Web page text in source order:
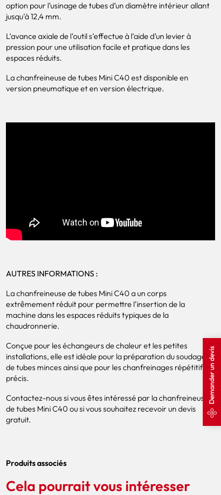
Demander un devis
option pour l’usinage de tubes d’un diamètre intérieur allant
jusqu’à 12,4 mm.
L’avance axiale de l’outil s’effectue à l’aide d’un levier à
pression pour une utilisation facile et pratique dans les
espaces réduits.
La chanfreineuse de tubes Mini C40 est disponible en
version pneumatique et en version électrique.
AUTRES INFORMATIONS :
La chanfreineuse de tubes Mini C40 a un corps
extrêmement réduit pour permettre l’insertion de la
machine dans les espaces réduits typiques de la
chaudronnerie.
Conçue pour les échangeurs de chaleur et les petites
installations, elle est idéale pour la préparation du soudage
de tubes minces ainsi que pour les chanfreinages répétitifs et
précis.
Contactez-nous si vous êtes intéressé par la chanfreineuse
de tubes Mini C40 ou si vous souhaitez recevoir un devis
gratuit.
Produits associés
Cela pourrait vous intéresser